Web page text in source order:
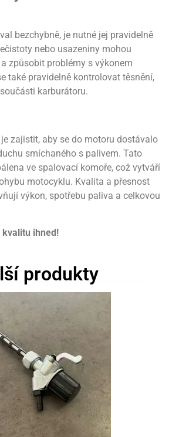
bezchybně, je nutné jej pravidelně
nebo usazeniny mohou
způsobit problémy s výkonem
také pravidelně kontrolovat těsnění,
karburátoru.
zajistit, aby se do motoru dostávalo
smíchaného s palivem. Tato
ve spalovací komoře, což vytváří
motocyklu. Kvalita a přesnost
výkon, spotřebu paliva a celkovou
ihned!
produkty